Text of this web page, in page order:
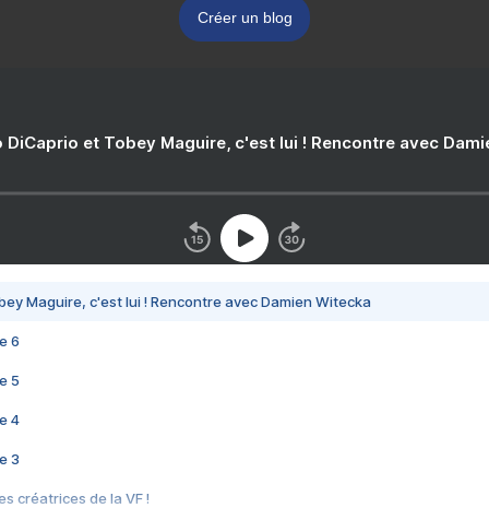
Créer un blog
DiCaprio et Tobey Maguire, c'est lui ! Rencontre avec
Maguire, c'est lui ! Rencontre avec Damien Witecka
6
5
4
3
créatrices de la VF !